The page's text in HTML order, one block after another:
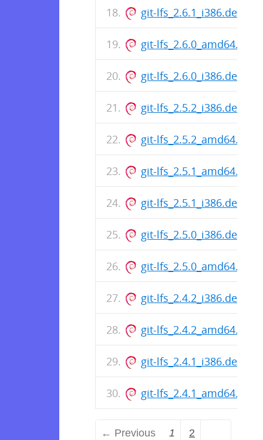
git-lfs_2.6.1_i386.deb
git-lfs_2.6.0_amd64.deb
git-lfs_2.6.0_i386.deb
git-lfs_2.5.2_i386.deb
git-lfs_2.5.2_amd64.deb
git-lfs_2.5.1_amd64.deb
git-lfs_2.5.1_i386.deb
git-lfs_2.5.0_i386.deb
git-lfs_2.5.0_amd64.deb
git-lfs_2.4.2_i386.deb
git-lfs_2.4.2_amd64.deb
git-lfs_2.4.1_i386.deb
git-lfs_2.4.1_amd64.deb
← Previous 1 2